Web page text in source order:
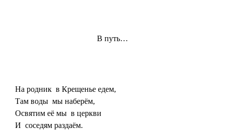
В путь…
На родник в Крещенье едем,
Там воды мы наберём,
Освятим её мы в церкви
И соседям раздаём.